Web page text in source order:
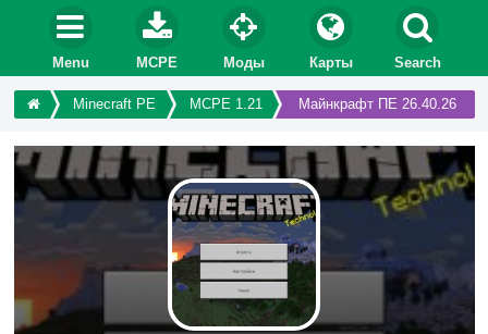
Menu MCPE Моды Карты Search
Minecraft PE MCPE 1.21 Майнкрафт ПЕ 26.40.26